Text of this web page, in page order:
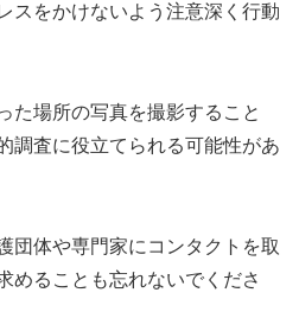
スをかけないよう注意深く行動
た場所の写真を撮影すること
調査に役立てられる可能性があ
団体や専門家にコンタクトを取
めることも忘れないでくださ